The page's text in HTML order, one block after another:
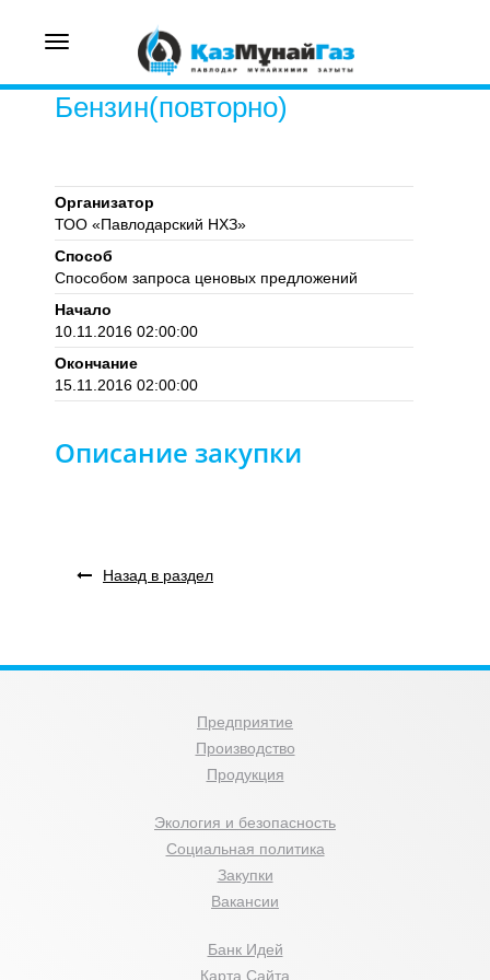
Toggle
Бензин(повторно)
Организатор
ТОО «Павлодарский НХЗ»
Способ
Способом запроса ценовых предложений
Начало
10.11.2016 02:00:00
Окончание
15.11.2016 02:00:00
Описание закупки
Назад в раздел
Предприятие
Производство
Продукция
Экология и безопасность
Социальная политика
Закупки
Вакансии
Банк Идей
Карта Сайта